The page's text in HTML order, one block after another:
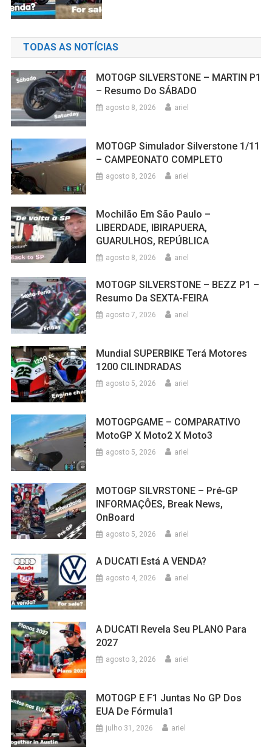
TODAS AS NOTÍCIAS
MOTOGP SILVERSTONE – MARTIN P1
– Resumo Do SÁBADO
agosto 8, 2026 ariel
MOTOGP Simulador Silverstone 1/11
– CAMPEONATO COMPLETO
agosto 8, 2026 ariel
Mochilão Em São Paulo –
LIBERDADE, IBIRAPUERA,
GUARULHOS, REPÚBLICA
agosto 8, 2026 ariel
MOTOGP SILVERSTONE – BEZZ P1 –
Resumo Da SEXTA-FEIRA
agosto 7, 2026 ariel
Mundial SUPERBIKE Terá Motores
1200 CILINDRADAS
agosto 5, 2026 ariel
MOTOGPGAME – COMPARATIVO
MotoGP X Moto2 X Moto3
agosto 5, 2026 ariel
MOTOGP SILVRSTONE – Pré-GP
INFORMAÇÔES, Break News,
OnBoard
agosto 5, 2026 ariel
A DUCATI Está A VENDA?
agosto 4, 2026 ariel
A DUCATI Revela Seu PLANO Para
2027
agosto 3, 2026 ariel
MOTOGP E F1 Juntas No GP Dos
EUA De Fórmula1
julho 31, 2026 ariel